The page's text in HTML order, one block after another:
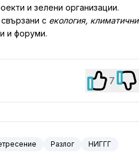
и зелени организации.
с екология,
и форуми.
7
Разлог НИГГГ